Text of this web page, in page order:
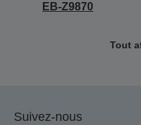
EB-Z9870
Tout
Suivez-nous